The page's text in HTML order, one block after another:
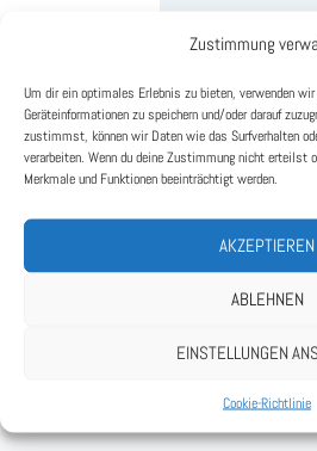
Zustimmung
Um dir ein optimales Erlebnis zu bieten, verwenden
Geräteinformationen zu speichern und/oder darauf
zustimmst, können wir Daten wie das Surfverhalten
verarbeiten. Wenn du deine Zustimmung nicht erteilst
Merkmale und Funktionen beeinträchtigt werden.
AKZEPTIEREN
ABLEHNEN
EINSTELLUNGEN
Cookie-Richtlinie